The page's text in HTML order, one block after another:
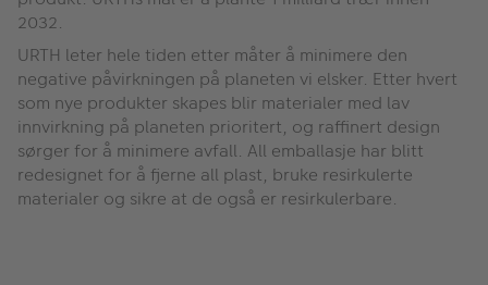
2032.
URTH leter hele tiden etter måter å minimere den
negative påvirkningen på planeten vi elsker. Etter hvert
som nye produkter skapes blir materialer med lav
innvirkning på planeten prioritert, og raffinert design
sørger for å minimere avfall. All emballasje har blitt
redesignet for å fjerne all plast, bruke resirkulerte
materialer og sikre at de også er resirkulerbare.